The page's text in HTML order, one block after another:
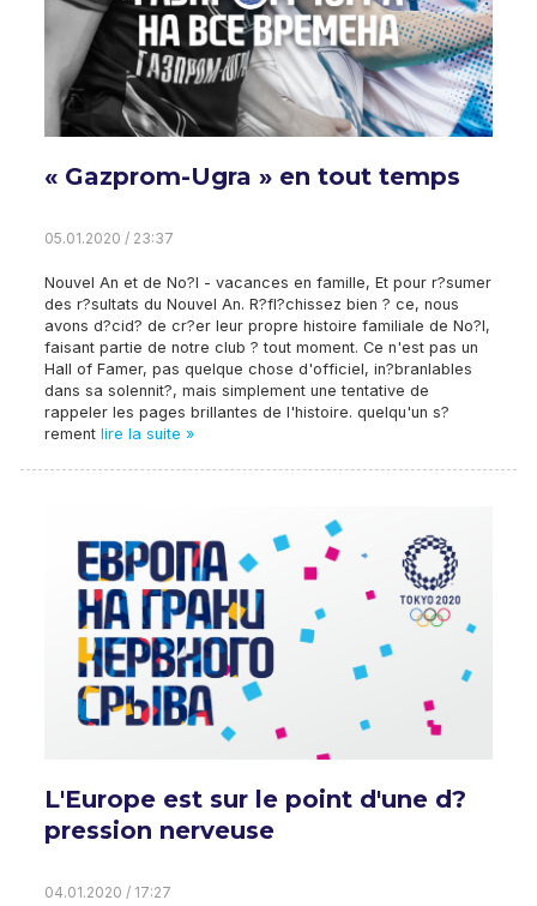
« Gazprom-Ugra » en tout temps
05.01.2020 / 23:37
Nouvel An et de No?l - vacances en famille, Et pour r?sumer
des r?sultats du Nouvel An. R?fl?chissez bien ? ce, nous
avons d?cid? de cr?er leur propre histoire familiale de No?l,
faisant partie de notre club ? tout moment. Ce n'est pas un
Hall of Famer, pas quelque chose d'officiel, in?branlables
dans sa solennit?, mais simplement une tentative de
rappeler les pages brillantes de l'histoire. quelqu'un s?
rement lire la suite »
L'Europe est sur le point d'une d?
pression nerveuse
04.01.2020 / 17:27